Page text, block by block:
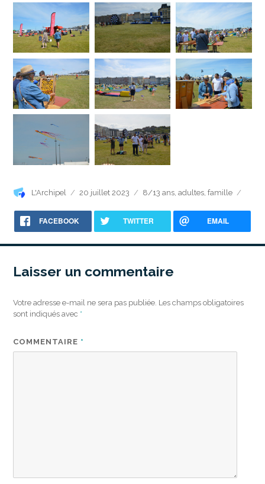
Auteur
L'Archipel
Publié
20 juillet 2023 Catégories
8/13 ans, adultes, famille
FACEBOOK TWITTER EMAIL
Laisser un commentaire
Votre adresse e-mail ne sera pas publiée. Les champs obligatoires
sont indiqués avec *
COMMENTAIRE *